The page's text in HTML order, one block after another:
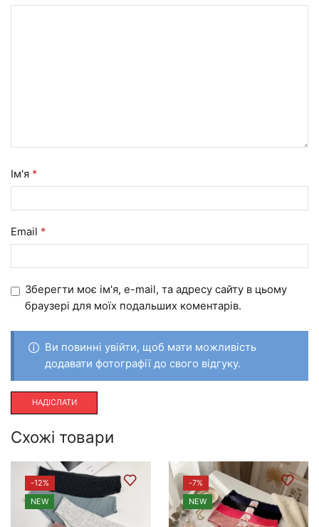
Ім'я *
Email *
Зберегти моє ім'я, e-mail, та адресу сайту в цьому
браузері для моїх подальших коментарів.
Ви повинні увійти, щоб мати можливість
додавати фотографії до свого відгуку.
Схожі товари
-12%
NEW
-7%
NEW